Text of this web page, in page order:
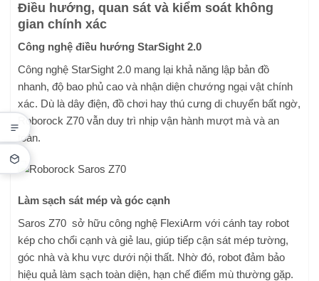
Điều hướng, quan sát và kiểm soát không
gian chính xác
Công nghệ điều hướng StarSight 2.0
Công nghệ StarSight 2.0 mang lại khả năng lập bản đồ
nhanh, độ bao phủ cao và nhận diện chướng ngại vật chính
xác. Dù là dây điện, đồ chơi hay thú cưng di chuyển bất ngờ,
Roborock Z70 vẫn duy trì nhịp vận hành mượt mà và an
toàn.
Làm sạch sát mép và góc cạnh
Saros Z70 sở hữu công nghệ FlexiArm với cánh tay robot
kép cho chổi cạnh và giẻ lau, giúp tiếp cận sát mép tường,
góc nhà và khu vực dưới nội thất. Nhờ đó, robot đảm bảo
hiệu quả làm sạch toàn diện, hạn chế điểm mù thường gặp.